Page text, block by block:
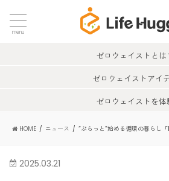
menu
ゼロウェイストとは
ゼロウェイストアイ
ゼロウェイストを体
HOME ニュース “ぷらっと”始める循環の暮らし
2025.03.21